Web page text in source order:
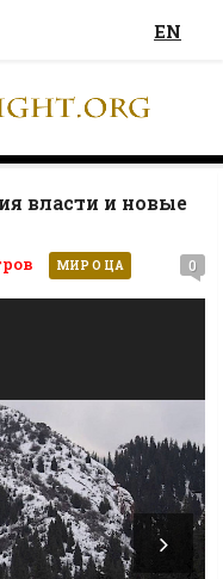
EN
власти и новые
МИР О ЦА 0